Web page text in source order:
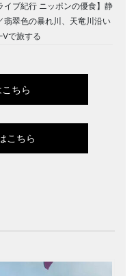
イブ紀行 ニッポンの優食】静
翡翠色の暴れ川、天竜川沿い
Vで旅する
ちら
こちら